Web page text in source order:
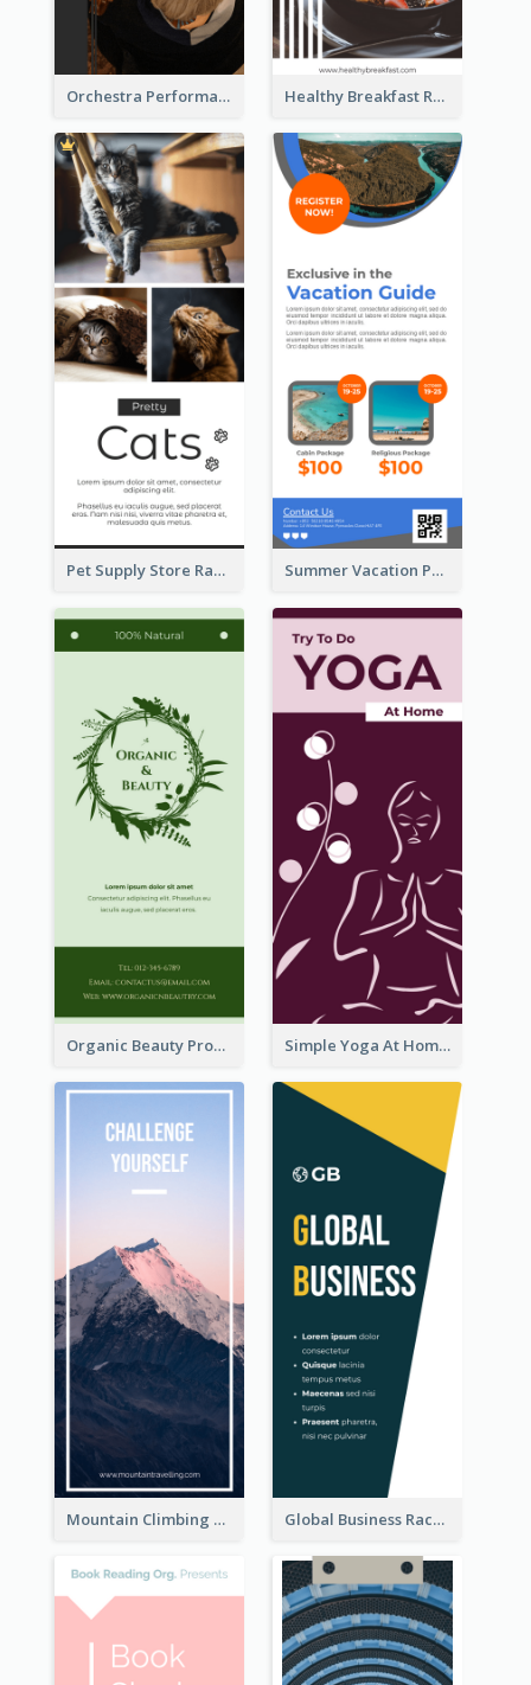
Orchestra Performance Rack Card Healthy Breakfast Rack Card
Pet Supply Store Rack Card Summer Vacation Package Rack Card
Organic Beauty Product Rack Card Simple Yoga At Home Rack Card
Mountain Climbing Activity Rack Card Global Business Rack Card